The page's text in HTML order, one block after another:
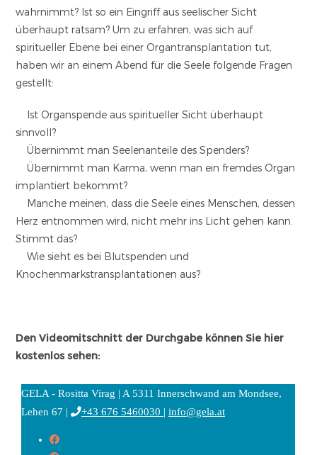
wahrnimmt? Ist so ein Eingriff aus seelischer Sicht
überhaupt ratsam? Um zu erfahren, was sich auf
spiritueller Ebene bei einer Organtransplantation tut,
haben wir an einem Abend für die Seele folgende Fragen
gestellt:
Ist Organspende aus spiritueller Sicht überhaupt
sinnvoll?
Übernimmt man Seelenanteile des Spenders?
Übernimmt man Karma, wenn man ein fremdes Organ
implantiert bekommt?
Manche meinen, dass die Seele eines Menschen, dessen
Herz entnommen wird, nicht mehr ins Licht gehen kann.
Stimmt das?
Wie sieht es bei Blutspenden und
Knochenmarkstransplantationen aus?
Den Videomitschnitt der Durchgabe können Sie hier
kostenlos sehen: